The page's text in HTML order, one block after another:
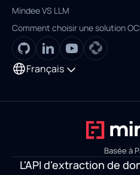
Mindee VS LLM
Comment choisir une solution
Français
Basée à
L'API d'extraction de